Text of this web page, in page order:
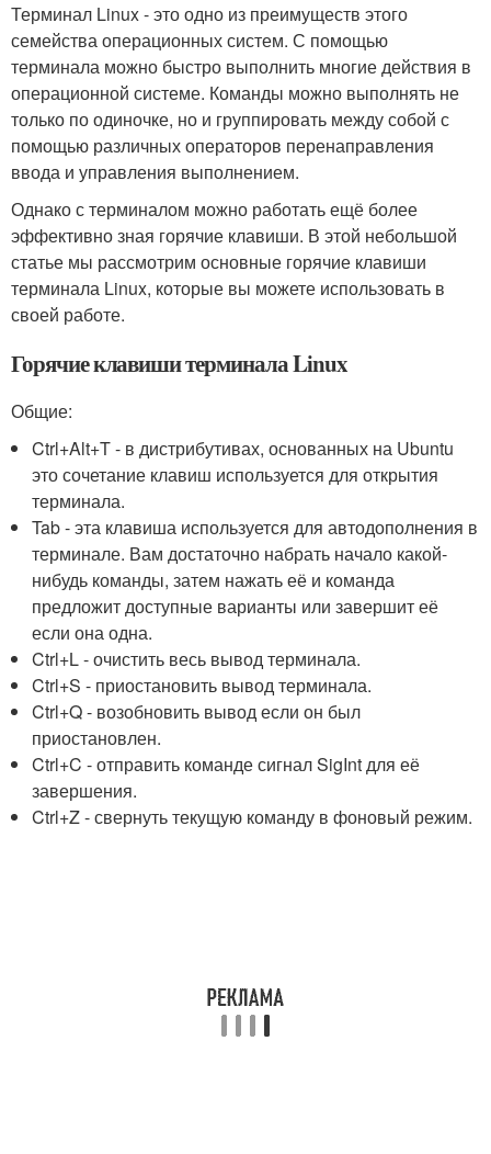
Терминал Linux - это одно из преимуществ этого
семейства операционных систем. С помощью
терминала можно быстро выполнить многие действия в
операционной системе. Команды можно выполнять не
только по одиночке, но и группировать между собой с
помощью различных операторов перенаправления
ввода и управления выполнением.
Однако с терминалом можно работать ещё более
эффективно зная горячие клавиши. В этой небольшой
статье мы рассмотрим основные горячие клавиши
терминала Linux, которые вы можете использовать в
своей работе.
Горячие клавиши терминала Linux
Общие:
Ctrl+Alt+T - в дистрибутивах, основанных на Ubuntu
это сочетание клавиш используется для открытия
терминала.
Tab - эта клавиша используется для автодополнения в
терминале. Вам достаточно набрать начало какой-
нибудь команды, затем нажать её и команда
предложит доступные варианты или завершит её
если она одна.
Ctrl+L - очистить весь вывод терминала.
Ctrl+S - приостановить вывод терминала.
Ctrl+Q - возобновить вывод если он был
приостановлен.
Ctrl+C - отправить команде сигнал SigInt для её
завершения.
Ctrl+Z - свернуть текущую команду в фоновый режим.